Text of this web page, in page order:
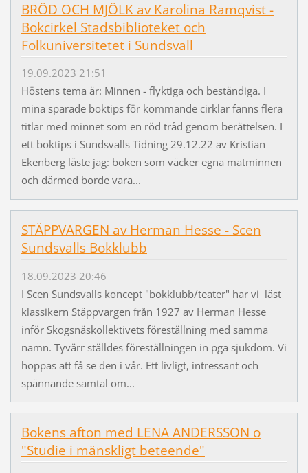
BRÖD OCH MJÖLK av Karolina Ramqvist -
Bokcirkel Stadsbiblioteket och
Folkuniversitetet i Sundsvall
19.09.2023 21:51
Höstens tema är: Minnen - flyktiga och beständiga. I
mina sparade boktips för kommande cirklar fanns flera
titlar med minnet som en röd tråd genom berättelsen. I
ett boktips i Sundsvalls Tidning 29.12.22 av Kristian
Ekenberg läste jag: boken som väcker egna matminnen
och därmed borde vara...
STÄPPVARGEN av Herman Hesse - Scen
Sundsvalls Bokklubb
18.09.2023 20:46
I Scen Sundsvalls koncept "bokklubb/teater" har vi läst
klassikern Stäppvargen från 1927 av Herman Hesse
inför Skogsnäskollektivets föreställning med samma
namn. Tyvärr ställdes föreställningen in pga sjukdom. Vi
hoppas att få se den i vår. Ett livligt, intressant och
spännande samtal om...
Bokens afton med LENA ANDERSSON o
"Studie i mänskligt beteende"